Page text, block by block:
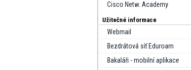
Cisco Netw. Academy
Užitečné informace
Webmail
Bezdrátová síť Eduroam
Bakaláři - mobilní aplikace